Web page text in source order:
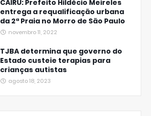
CAIRU: Prefeito Hildécio Meireles
entrega a requalificação urbana
da 2ª Praia no Morro de São Paulo
novembro 11, 2022
TJBA determina que governo do
Estado custeie terapias para
crianças autistas
agosto 18, 2023